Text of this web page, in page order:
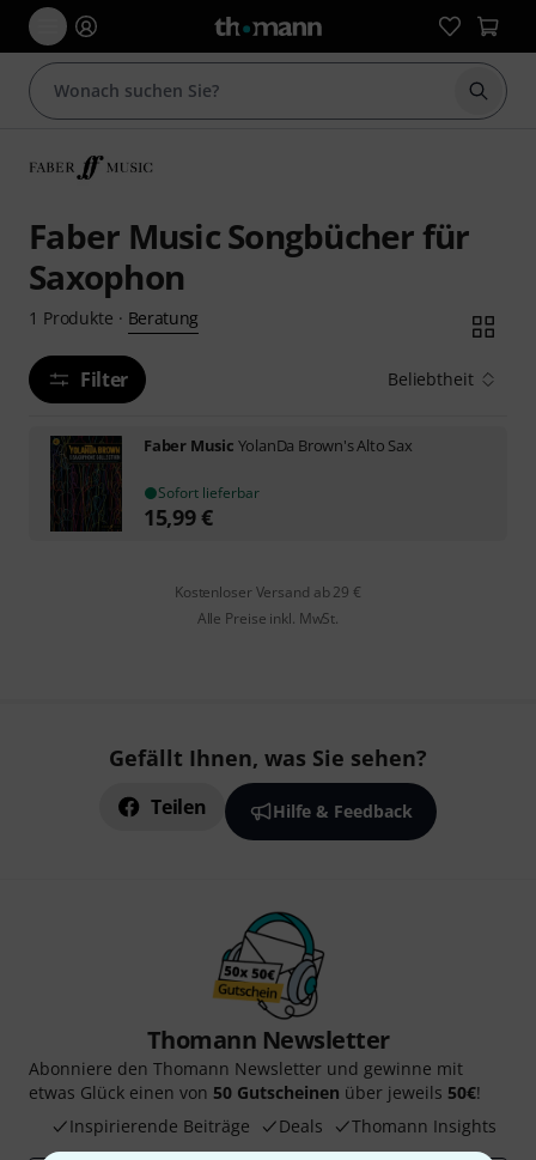
Suche
Faber Music Songbücher für
Saxophon
1 Produkte · Beratung
Filter Beliebtheit
Faber Music YolanDa Brown's Alto Sax
Sofort lieferbar
15,99€
Kostenloser Versand ab 29 €
Alle Preise inkl. MwSt.
Gefällt Ihnen, was Sie sehen?
Teilen Hilfe & Feedback
Thomann Newsletter
Abonniere den Thomann Newsletter und gewinne mit
etwas Glück einen von 50 Gutscheinen über jeweils 50€!
Inspirierende Beiträge
Deals Thomann Insights